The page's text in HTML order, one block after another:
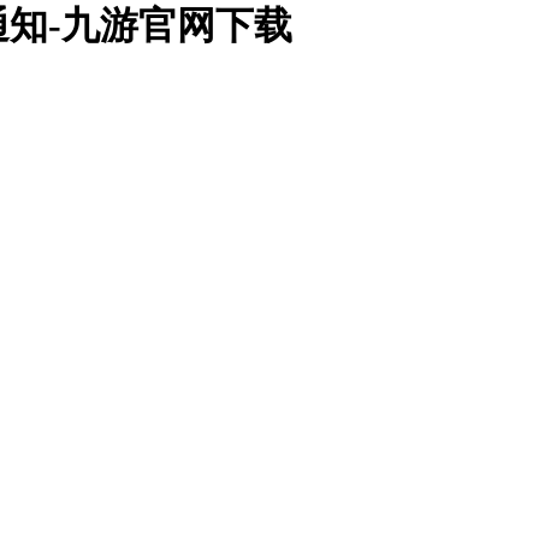
-九游官网下载